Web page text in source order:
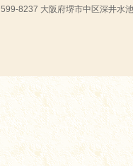
599-8237 大阪府堺市中区深井